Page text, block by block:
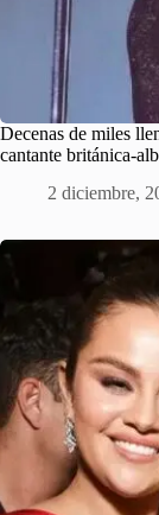
Decenas de miles
cantante británica-
2 diciembre,